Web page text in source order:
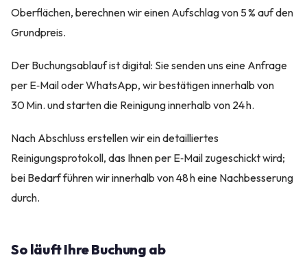
Oberflächen, berechnen wir einen Aufschlag von 5 % auf den
Grundpreis.
Der Buchungsablauf ist digital: Sie senden uns eine Anfrage
per E‑Mail oder WhatsApp, wir bestätigen innerhalb von
30 Min. und starten die Reinigung innerhalb von 24 h.
Nach Abschluss erstellen wir ein detailliertes
Reinigungsprotokoll, das Ihnen per E‑Mail zugeschickt wird;
bei Bedarf führen wir innerhalb von 48 h eine Nachbesserung
durch.
So läuft Ihre Buchung ab